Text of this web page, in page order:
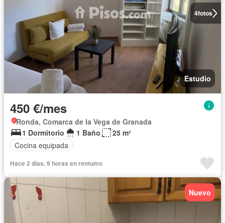
4fotos
Estudio
450 €/mes
Ronda, Comarca de la Vega de Granada
1 Dormitorio
1 Baño
25 m²
Cocina equipada
Hace 2 días, 9 horas en rentumo
Nuevo